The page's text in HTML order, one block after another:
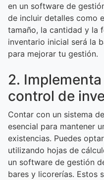
en un software de
de incluir detalles como
tamaño, la cantidad y la
inventario inicial será la
para mejorar tu gestión.
2.
control de
Contar con un sistema
esencial para mantener
existencias. Puedes
utilizando hojas de
un software de gestión
bares y licorerías. Estos